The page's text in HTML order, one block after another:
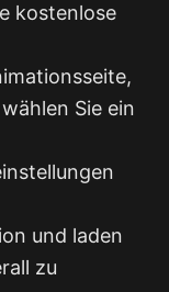
kostenlose
Sie ein
und laden
zu